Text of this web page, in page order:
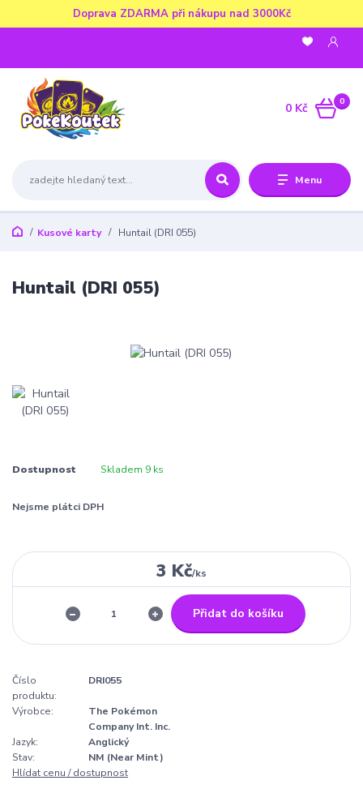
Doprava ZDARMA při nákupu nad 3000Kč
Menu
0
0 Kč
Kusové karty Huntail (DRI 055)
Huntail (DRI 055)
Dostupnost Skladem 9 ks
Nejsme plátci DPH
3 Kč/ks
Přidat do košíku
Číslo
produktu:
DRI055
Výrobce:
The Pokémon
Company Int. Inc.
Jazyk:
Anglický
Stav:
NM (Near Mint)
Hlídat cenu / dostupnost